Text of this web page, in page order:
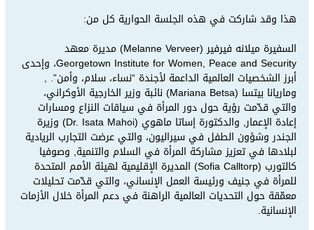
هذا وقد شاركت في هذه الجلسة الحوارية كل من:
السفيرة ميلانه فيرفير (Melanne Verveer) مديرة معهد
Georgetown Institute for Women, Peace and Security، وإحدى
أبرز الشخصيات العالمية الداعمة لأجندة “نساء، سلام، وأمن”. ,
وماريانا بيتسا (Mariana Betsa) نائبة وزير الخارجية الأوكراني،
والتي قدّمت رؤية حول دور المرأة في سياقات النزاع ومسارات
إعادة الإعمار, والدكتورة إساتا ماهوي (Dr. Isata Mahoi) وزيرة
الجندر وشؤون الطفل في سيراليون، والتي عرضت التجارب الريادية
لبلادها في تعزيز مشاركة المرأة في السلام والتنمية, وصوفيا
كالتورب (Sofia Calltorp) المديرة الإقليمية لهيئة الأمم المتحدة
للمرأة في جنيف ورئيسة العمل الإنساني، والتي قدّمت تحليلات
معمّقة حول التحديات العالمية الراهنة في دعم المرأة خلال الأزمات
الإنسانية.